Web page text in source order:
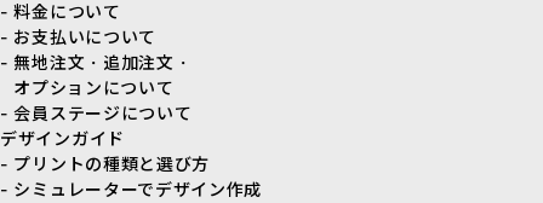
- 料金について
- お支払いについて
- 無地注文・追加注文・
オプションについて
- 会員ステージについて
デザインガイド
- プリントの種類と選び方
- シミュレーターでデザイン作成